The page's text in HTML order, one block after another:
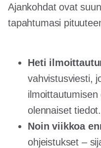
Ajankohdat ovat
tapahtumasi
Heti
vahvistusviesti,
olennaiset tiedot.
Noin viikkoa
ohjeistukset –